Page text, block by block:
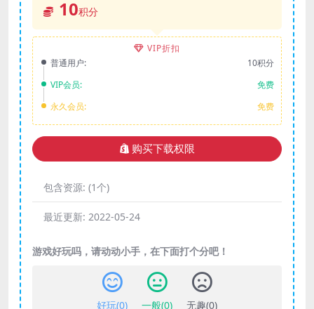
10积分
VIP折扣
普通用户:
10积分
VIP会员:
免费
永久会员:
免费
购买下载权限
包含资源: (1个)
最近更新: 2022-05-24
游戏好玩吗，请动动小手，在下面打个分吧！
好玩(0) 一般(0) 无趣(0)